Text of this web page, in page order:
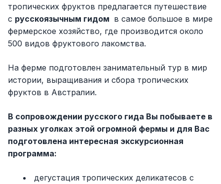
тропических фруктов предлагается путешествие
с русскоязычным гидом в самое большое в мире
фермерское хозяйство, где производится около
500 видов фруктового лакомства.
На ферме подготовлен занимательный тур в мир
истории, выращивания и сбора тропических
фруктов в Австралии.
В сопровождении русского гида Вы побываете в
разных уголках этой огромной фермы и для Вас
подготовлена интересная экскурсионная
программа:
дегустация тропических деликатесов с